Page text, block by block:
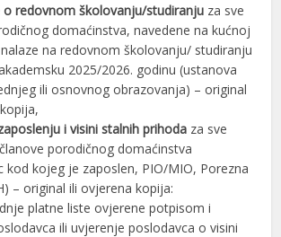
o redovnom školovanju/studiranju za sve
domaćinstva, navedene na kućnoj
na redovnom školovanju/ studiranju
2025/2026. godinu (ustanova
ili osnovnog obrazovanja) – original
i visini stalnih prihoda za sve
porodičnog domaćinstva
kod kojeg je zaposlen, PIO/MIO, Porezna
– original ili ovjerena kopija:
platne liste ovjerene potpisom i
ili uvjerenje poslodavca o visini